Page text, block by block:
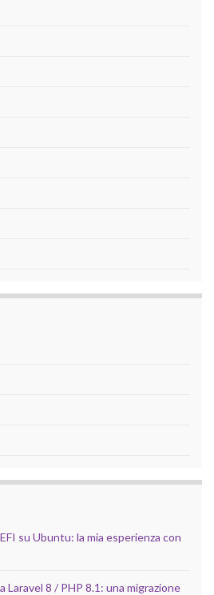
su Ubuntu: la mia esperienza con
Laravel 8 / PHP 8.1: una migrazione